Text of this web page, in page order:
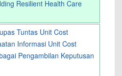
Resilient Health Care
Tuntas Unit Cost
Informasi Unit Cost
Pengambilan Keputusan